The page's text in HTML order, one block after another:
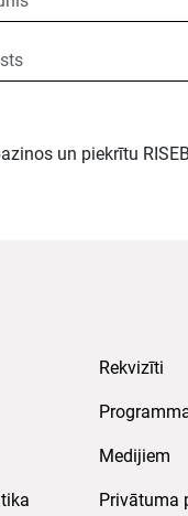
un piekrītu
Rekvizīti
Medijiem
Privātuma